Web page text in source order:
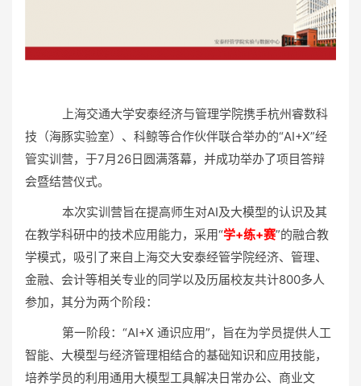
上海交通大学安泰经济与管理学院携手杭州睿数科
技（海豚实验室）、科鲸等合作伙伴联合举办的“AI+X”经
管实训营，于7月26日圆满落幕，并成功举办了项目答辩
会暨结营仪式。
本次实训营旨在提高师生对AI及大模型的认识及其
在教学科研中的技术应用能力，采用“学+练+赛”的融合教
学模式，吸引了来自上海交大安泰经管学院经济、管理、
金融、会计等相关专业的同学以及历届校友共计800多人
参加，其分为两个阶段：
第一阶段：“AI+X 通识应用”，旨在为学员提供人工
智能、大模型与经济管理相结合的基础知识和应用技能，
培养学员的利用通用大模型工具解决日常办公、商业文